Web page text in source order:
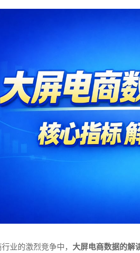
业的激烈竞争中， 大屏电商数据的解